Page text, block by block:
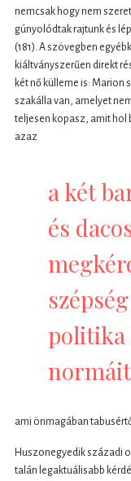
nemcsak hogy nem
gúnyolódtak rajtunk és
(181). A szövegben
kiáltványszerűen direkt
két nő külleme is: Marion
szakálla van, amelyet
teljesen kopasz, amit hol
azaz
a két
és
politika
ami önmagában
Huszonegyedik századi
talán legaktuálisabb